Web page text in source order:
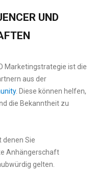
UND
Marketingstrategie ist die
aus der
. Diese können helfen,
die Bekanntheit zu
denen Sie
Anhängerschaft
gelten.